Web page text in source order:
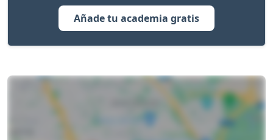
Añade tu academia gratis